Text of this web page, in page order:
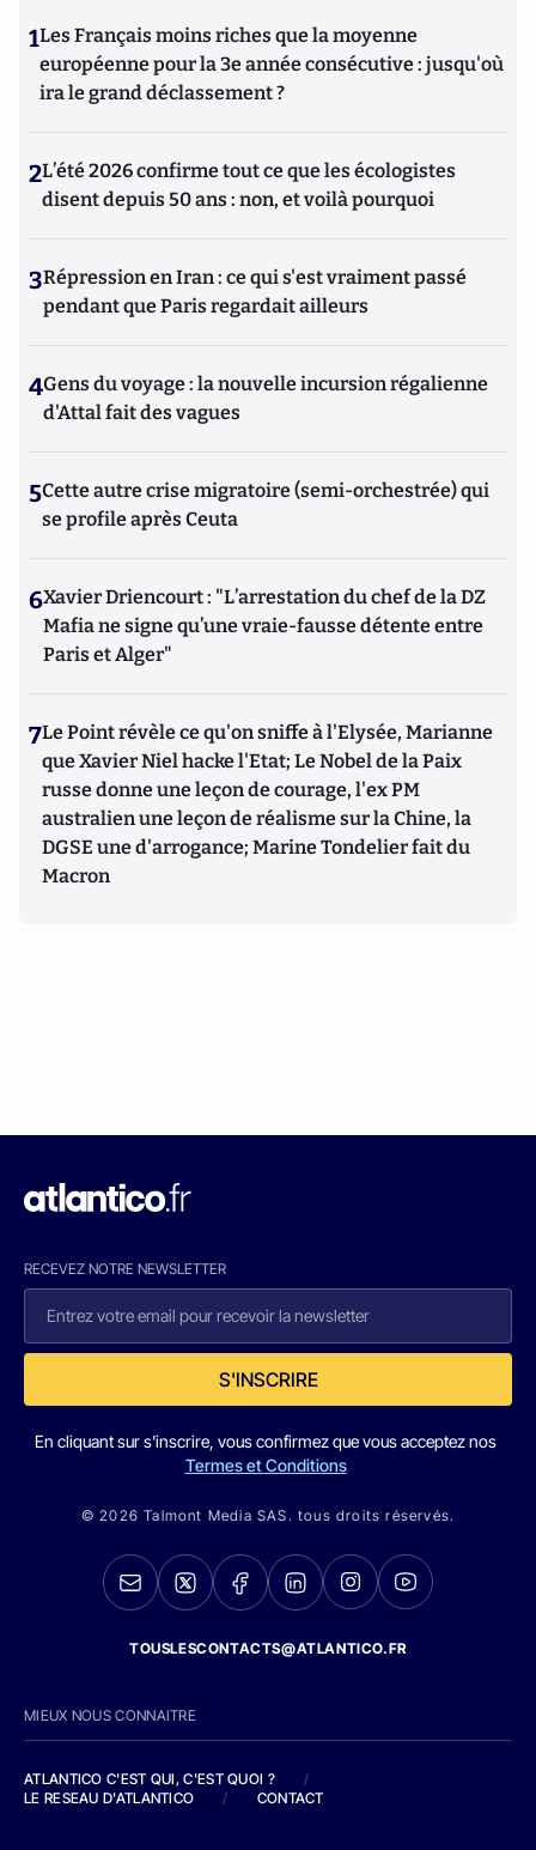
1Les Français moins riches que la moyenne
européenne pour la 3e année consécutive : jusqu'où
ira le grand déclassement ?
2L’été 2026 confirme tout ce que les écologistes
disent depuis 50 ans : non, et voilà pourquoi
3Répression en Iran : ce qui s'est vraiment passé
pendant que Paris regardait ailleurs
4Gens du voyage : la nouvelle incursion régalienne
d'Attal fait des vagues
5Cette autre crise migratoire (semi-orchestrée) qui
se profile après Ceuta
6Xavier Driencourt : "L’arrestation du chef de la DZ
Mafia ne signe qu’une vraie-fausse détente entre
Paris et Alger"
7Le Point révèle ce qu'on sniffe à l'Elysée, Marianne
que Xavier Niel hacke l'Etat; Le Nobel de la Paix
russe donne une leçon de courage, l'ex PM
australien une leçon de réalisme sur la Chine, la
DGSE une d'arrogance; Marine Tondelier fait du
Macron
RECEVEZ NOTRE NEWSLETTER
S'INSCRIRE
En cliquant sur s'inscrire, vous confirmez que vous acceptez nos
Termes et Conditions
© 2026 Talmont Media SAS. tous droits réservés.
TOUSLESCONTACTS@ATLANTICO.FR
MIEUX NOUS CONNAITRE
ATLANTICO C'EST QUI, C'EST QUOI ?
/
LE RESEAU D'ATLANTICO
/ CONTACT